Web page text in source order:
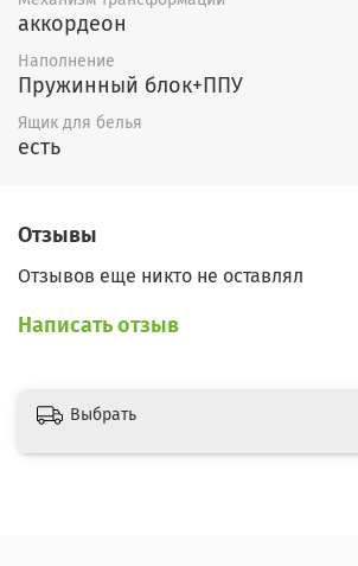
аккордеон
Наполнение
Пружинный блок+ППУ
Ящик для белья
есть
Отзывы
Отзывов еще никто не оставлял
Написать отзыв
Выбрать